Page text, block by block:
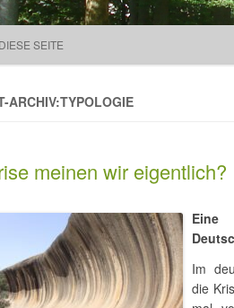
SEITE
ARCHIV:TYPOLOGIE
meinen wir eigentlich?
Eine
Im
die